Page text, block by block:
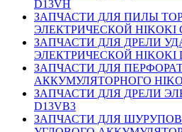
D13VH
ЗАПЧАСТИ ДЛЯ ПИЛЫ
ЭЛЕКТРИЧЕСКОЙ HIKOKI
ЗАПЧАСТИ ДЛЯ ДРЕЛИ
ЭЛЕКТРИЧЕСКОЙ HIKOKI
ЗАПЧАСТИ ДЛЯ
АККУМУЛЯТОРНОГО
ЗАПЧАСТИ ДЛЯ ДРЕЛИ
D13VB3
ЗАПЧАСТИ ДЛЯ